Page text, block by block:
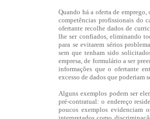
Quando há a oferta de
competências profissionais do
ofertante recolhe dados de
lhe ser confiados, eliminando
para se evitarem sérios
sem que tenham sido
empresa, de formulário a ser
informações que o ofertante
excesso de dados que poderiam
Alguns exemplos podem ser
pré-contratual: o endereço
poucos exemplos evidenciam